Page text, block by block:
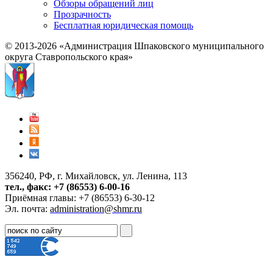
Обзоры обращений лиц
Прозрачность
Бесплатная юридическая помощь
© 2013-2026 «Администрация Шпаковского муниципального
округа Ставропольского края»
356240, РФ, г. Михайловск, ул. Ленина, 113
тел., факс: +7 (86553) 6-00-16
Приёмная главы: +7 (86553) 6-30-12
Эл. почта: administration@shmr.ru